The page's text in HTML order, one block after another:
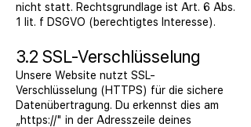
nicht statt. Rechtsgrundlage ist Art. 6 Abs.
1 lit. f DSGVO (berechtigtes Interesse).
3.2 SSL-Verschlüsselung
Unsere Website nutzt SSL-
Verschlüsselung (HTTPS) für die sichere
Datenübertragung. Du erkennst dies am
„https://" in der Adresszeile deines